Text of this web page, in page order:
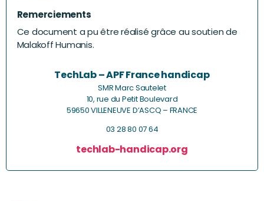
Remerciements
Ce document a pu être réalisé grâce au soutien de
Malakoff Humanis.
TechLab – APF France handicap
SMR Marc Sautelet
10, rue du Petit Boulevard
59650 VILLENEUVE D’ASCQ – FRANCE
03 28 80 07 64
techlab-handicap.org